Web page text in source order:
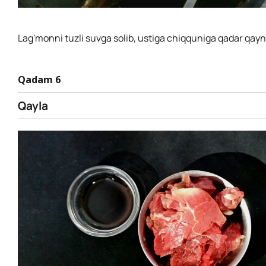
Lag'monni tuzli suvga solib, ustiga chiqquniga qadar
Qadam 6
Qayla